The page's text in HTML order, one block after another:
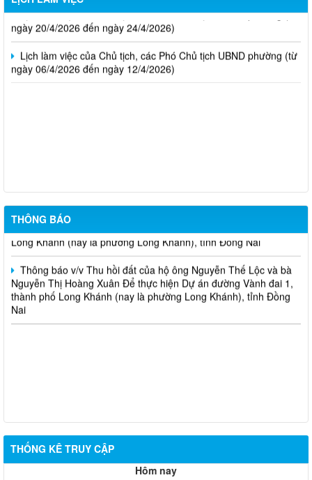
Lịch làm việc của Chủ tịch, các Phó Chủ tịch UBND phường (từ
ngày 20/4/2026 đến ngày 24/4/2026)
Lịch làm việc của Chủ tịch, các Phó Chủ tịch UBND phường (từ
ngày 06/4/2026 đến ngày 12/4/2026)
THÔNG BÁO
Thông báo v/v Thu hồi đất của hộ ông Nguyễn Thọ Thanh và
bà Lưu Thị Trí Để thực hiện Dự án đường Vành đai 1, thành phố
Long Khánh (nay là phường Long Khánh), tỉnh Đồng Nai
Thông báo v/v Thu hồi đất của hộ ông Nguyễn Thế Lộc và bà
Nguyễn Thị Hoàng Xuân Để thực hiện Dự án đường Vành đai 1,
thành phố Long Khánh (nay là phường Long Khánh), tỉnh Đồng
Nai
THỐNG KÊ TRUY CẬP
Hôm nay